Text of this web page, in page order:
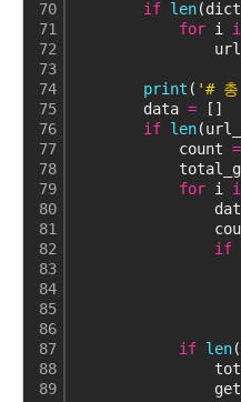
70
71
72
73
74
75
76
77
78
79
80
81
82
83
84
85
86
87
88
89
if len
for i
print ( '#
data = []
if len
count =
for i
if
if len